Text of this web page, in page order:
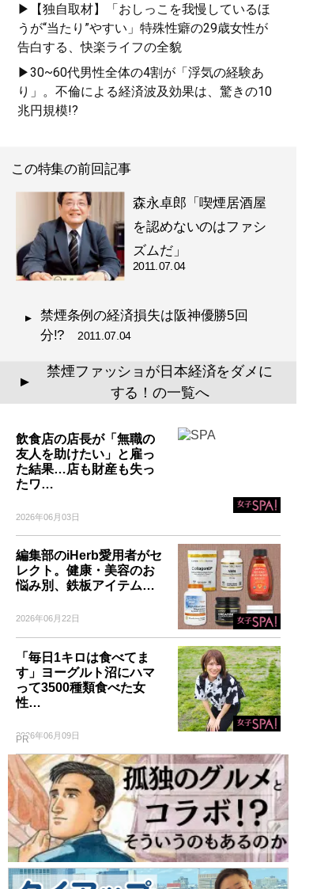
▶【独自取材】「おしっこを我慢しているほ
うが“当たり”やすい」特殊性癖の29歳女性が
告白する、快楽ライフの全貌
▶30~60代男性全体の4割が「浮気の経験あ
り」。不倫による経済波及効果は、驚きの10
兆円規模!?
この特集の前回記事
森永卓郎「喫煙居酒屋
を認めないのはファシ
ズムだ」
2011.07.04
禁煙条例の経済損失は阪神優勝5回
分!?
2011.07.04
▲
禁煙ファッショが日本経済をダメに
する！の一覧へ
飲食店の店長が「無職の
友人を助けたい」と雇っ
た結果…店も財産も失っ
たワ…
2026年06月03日
編集部のiHerb愛用者がセ
レクト。健康・美容のお
悩み別、鉄板アイテム…
2026年06月22日
「毎日1キロは食べてま
す」ヨーグルト沼にハマ
って3500種類食べた女
性…
2026年06月09日
PR